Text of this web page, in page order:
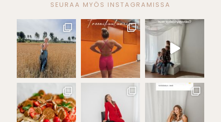
SEURAA MYÖS INSTAGRAMISSA